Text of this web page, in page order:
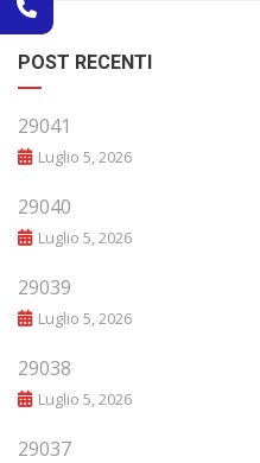
POST RECENTI
29041
Luglio 5, 2026
29040
Luglio 5, 2026
29039
Luglio 5, 2026
29038
Luglio 5, 2026
29037